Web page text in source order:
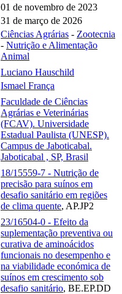
01 de novembro de 2023
31 de março de 2026
Ciências Agrárias - Zootecnia
- Nutrição e Alimentação
Animal
Luciano Hauschild
Ismael França
Faculdade de Ciências
Agrárias e Veterinárias
(FCAV). Universidade
Estadual Paulista (UNESP).
Campus de Jaboticabal.
Jaboticabal , SP, Brasil
18/15559-7 - Nutrição de
precisão para suínos em
desafio sanitário em regiões
de clima quente, AP.JP2
23/16504-0 - Efeito da
suplementação preventiva ou
curativa de aminoácidos
funcionais no desempenho e
na viabilidade económica de
suínos em crescimento sob
desafio sanitário, BE.EP.DD